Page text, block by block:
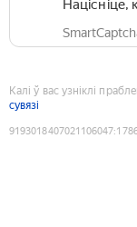
Націсніце,
Калі ў вас узніклі
сувязі
9193018407021106047: